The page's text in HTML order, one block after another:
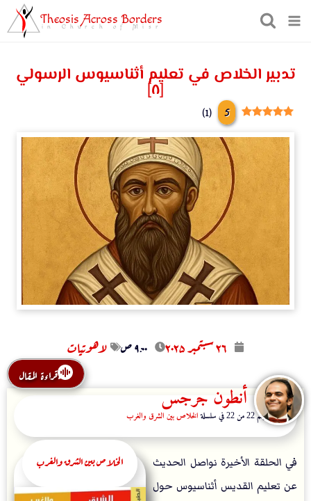
Theosis Across Borders
in Church of Misr
تدبير الخلاص في تعليم أثناسيوس الرسولي
[٨]
5
(
1
)
۲٦ سبتمبر ۲۰۲۵ ۹:۰۰ ص لاهوتيات
قراءة المقال
أنطون جرجس
المقال رقم 22 من 22 في سلسلة الخلاص بين الشرق والغرب
الخلاص بين الشرق والغرب
في الحلقة اﻷخيرة نواصل الحديث
عن تعليم القديس أثناسيوس حول